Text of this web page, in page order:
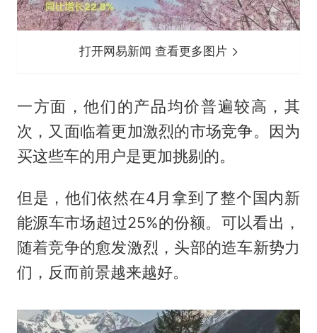
打开网易新闻 查看更多图片
一方面，他们的产品均价普遍较高，其
次，又面临着更加激烈的市场竞争。因为
买这些车的用户是更加挑剔的。
但是，他们依然在4月拿到了整个国内新
能源车市场超过25%的份额。可以看出，
随着竞争的愈发激烈，头部的造车新势力
们，反而前景越来越好。